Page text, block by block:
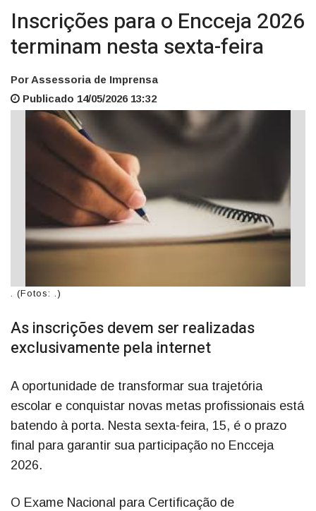
Inscrições para o Encceja 2026
terminam nesta sexta-feira
Por Assessoria de Imprensa
Publicado 14/05/2026 13:32
. (Fotos: .)
As inscrições devem ser realizadas
exclusivamente pela internet
A oportunidade de transformar sua trajetória
escolar e conquistar novas metas profissionais está
batendo à porta. Nesta sexta-feira, 15, é o prazo
final para garantir sua participação no Encceja
2026.
O Exame Nacional para Certificação de